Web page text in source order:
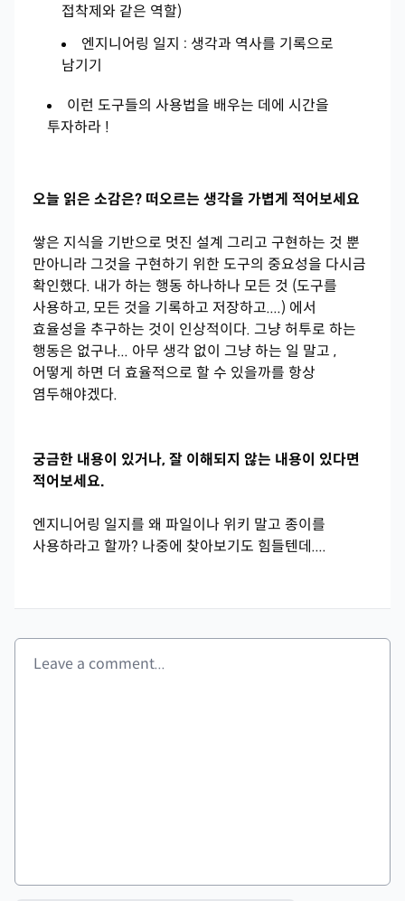
접착제와 같은 역할)
엔지니어링 일지 : 생각과 역사를 기록으로
남기기
이런 도구들의 사용법을 배우는 데에 시간을
투자하라 !
오늘 읽은 소감은? 떠오르는 생각을 가볍게 적어보세요
쌓은 지식을 기반으로 멋진 설계 그리고 구현하는 것 뿐
만아니라 그것을 구현하기 위한 도구의 중요성을 다시금
확인했다. 내가 하는 행동 하나하나 모든 것 (도구를
사용하고, 모든 것을 기록하고 저장하고....) 에서
효율성을 추구하는 것이 인상적이다. 그냥 허투로 하는
행동은 없구나... 아무 생각 없이 그냥 하는 일 말고 ,
어떻게 하면 더 효율적으로 할 수 있을까를 항상
염두해야겠다.
궁금한 내용이 있거나, 잘 이해되지 않는 내용이 있다면
적어보세요.
엔지니어링 일지를 왜 파일이나 위키 말고 종이를
사용하라고 할까? 나중에 찾아보기도 힘들텐데....